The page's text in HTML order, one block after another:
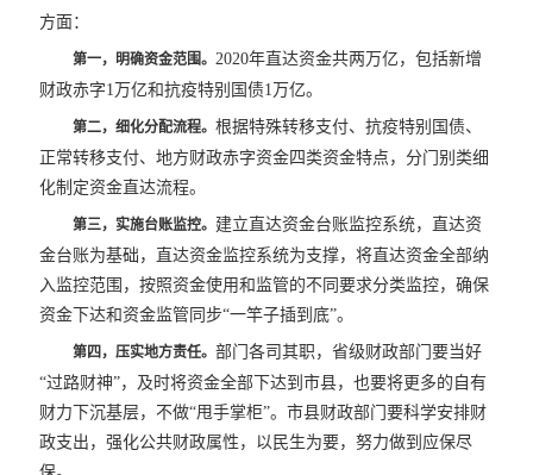
方面：
第一，明确资金范围。2020年直达资金共两万亿，包括新增
财政赤字1万亿和抗疫特别国债1万亿。
第二，细化分配流程。根据特殊转移支付、抗疫特别国债、
正常转移支付、地方财政赤字资金四类资金特点，分门别类细
化制定资金直达流程。
第三，实施台账监控。 建立直达资金台账监控系统，直达资
金台账为基础，直达资金监控系统为支撑，将直达资金全部纳
入监控范围，按照资金使用和监管的不同要求分类监控，确保
资金下达和资金监管同步“一竿子插到底”。
第四，压实地方责任。部门各司其职，省级财政部门要当好
“过路财神”，及时将资金全部下达到市县，也要将更多的自有
财力下沉基层，不做“甩手掌柜”。市县财政部门要科学安排财
政支出，强化公共财政属性，以民生为要，努力做到应保尽